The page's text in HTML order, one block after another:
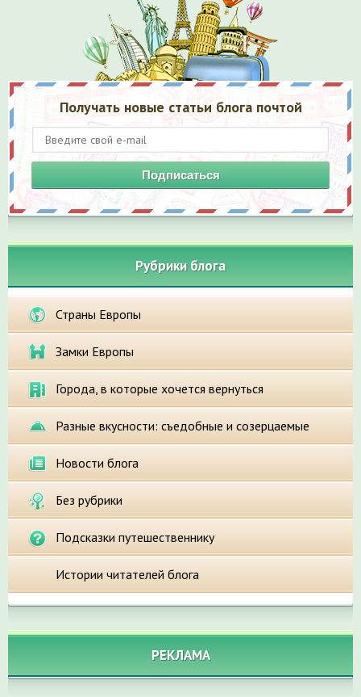
Получать новые статьи блога почтой
Подписаться
Рубрики блога
Страны Европы
Замки Европы
Города, в которые хочется вернуться
Разные вкусности: съедобные и созерцаемые
Новости блога
Без рубрики
Подсказки путешественнику
Истории читателей блога
РЕКЛАМА